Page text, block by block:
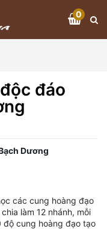
0
đáo
Dương
các cung hoàng đạo
làm 12 nhánh, mỗi
cung hoàng đạo tạo